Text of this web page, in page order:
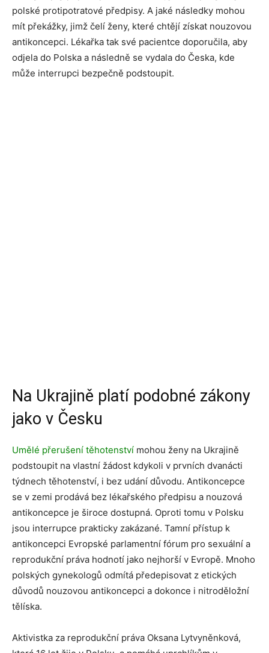
polské protipotratové předpisy. A jaké následky mohou
mít překážky, jimž čelí ženy, které chtějí získat nouzovou
antikoncepci. Lékařka tak své pacientce doporučila, aby
odjela do Polska a následně se vydala do Česka, kde
může interrupci bezpečně podstoupit.
Na Ukrajině platí podobné zákony
jako v Česku
Umělé přerušení těhotenství mohou ženy na Ukrajině
podstoupit na vlastní žádost kdykoli v prvních dvanácti
týdnech těhotenství, i bez udání důvodu. Antikoncepce
se v zemi prodává bez lékařského předpisu a nouzová
antikoncepce je široce dostupná. Oproti tomu v Polsku
jsou interrupce prakticky zakázané. Tamní přístup k
antikoncepci Evropské parlamentní fórum pro sexuální a
reprodukční práva hodnotí jako nejhorší v Evropě. Mnoho
polských gynekologů odmítá předepisovat z etických
důvodů nouzovou antikoncepci a dokonce i nitroděložní
tělíska.
Aktivistka za reprodukční práva Oksana Lytvyněnková,